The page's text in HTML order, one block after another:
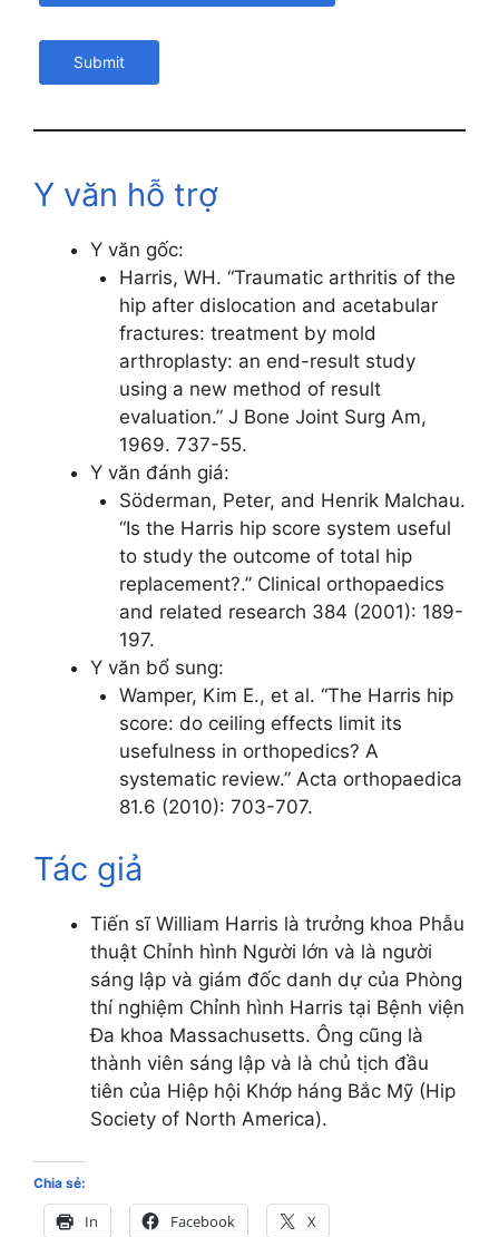
Submit
Y văn hỗ trợ
Y văn gốc:
Harris, WH. “Traumatic arthritis of the
hip after dislocation and acetabular
fractures: treatment by mold
arthroplasty: an end-result study
using a new method of result
evaluation.” J Bone Joint Surg Am,
1969. 737-55.
Y văn đánh giá:
Söderman, Peter, and Henrik Malchau.
“Is the Harris hip score system useful
to study the outcome of total hip
replacement?.” Clinical orthopaedics
and related research 384 (2001): 189-
197.
Y văn bổ sung:
Wamper, Kim E., et al. “The Harris hip
score: do ceiling effects limit its
usefulness in orthopedics? A
systematic review.” Acta orthopaedica
81.6 (2010): 703-707.
Tác giả
Tiến sĩ William Harris là trưởng khoa Phẫu
thuật Chỉnh hình Người lớn và là người
sáng lập và giám đốc danh dự của Phòng
thí nghiệm Chỉnh hình Harris tại Bệnh viện
Đa khoa Massachusetts. Ông cũng là
thành viên sáng lập và là chủ tịch đầu
tiên của Hiệp hội Khớp háng Bắc Mỹ (Hip
Society of North America).
Chia sẻ:
In Facebook X